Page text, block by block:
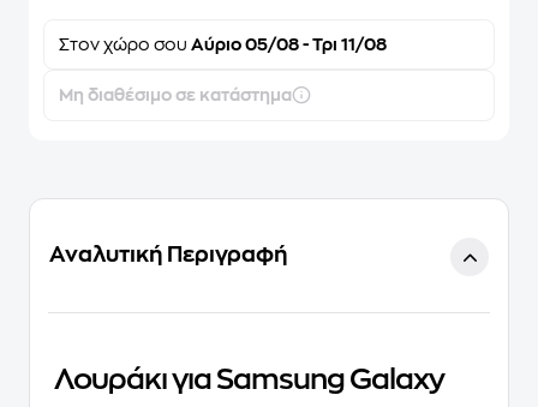
Στον χώρο σου Αύριο 05/08 - Τρι 11/08
Μη διαθέσιμο σε κατάστημα
Αναλυτική Περιγραφή
Λουράκι για Samsung Galaxy